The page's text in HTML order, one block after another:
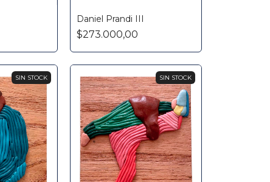
Daniel Prandi III
$273.000,00
SIN STOCK SIN STOCK